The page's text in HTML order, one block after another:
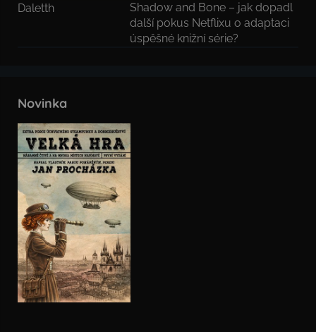
Daletth
Shadow and Bone – jak dopadl
další pokus Netflixu o adaptaci
úspěšné knižní série?
Novinka